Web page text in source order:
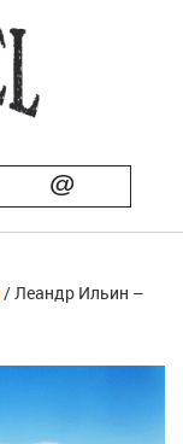
@
/ Леандр Ильин –